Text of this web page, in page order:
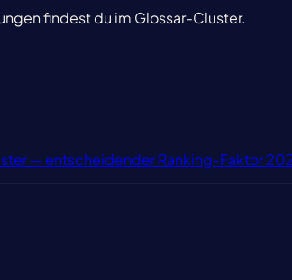
findest du im Glossar-Cluster.
— entscheidender Ranking-Faktor